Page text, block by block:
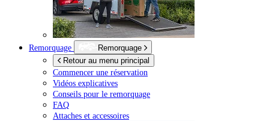
Remorquage
Remorquage
Retour au menu principal
Commencer une réservation
Vidéos explicatives
Conseils pour le remorquage
FAQ
Attaches et accessoires